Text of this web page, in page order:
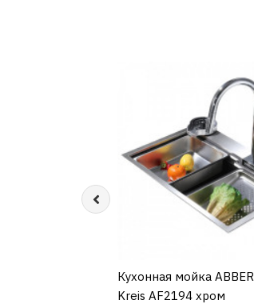
КУПИТЬ
Кухонная мойка
Kreis AF2194 хром